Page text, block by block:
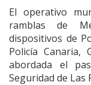
El operativo
ramblas de
dispositivos de
Policía Canaria,
abordada el
Seguridad de Las